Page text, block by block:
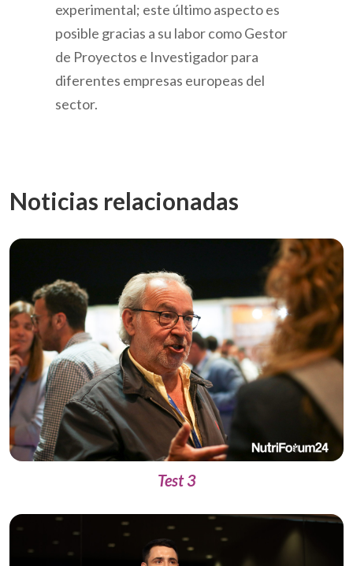
experimental; este último aspecto es
posible gracias a su labor como Gestor
de Proyectos e Investigador para
diferentes empresas europeas del
sector.
Noticias relacionadas
Test 3